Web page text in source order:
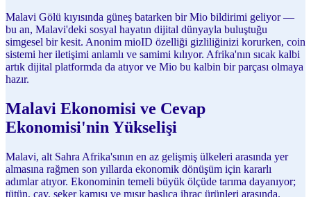
Malavi Gölü kıyısında güneş batarken bir Mio bildirimi geliyor —
bu an, Malavi'deki sosyal hayatın dijital dünyayla buluştuğu
simgesel bir kesit. Anonim mioID özelliği gizliliğinizi korurken, coin
sistemi her iletişimi anlamlı ve samimi kılıyor. Afrika'nın sıcak kalbi
artık dijital platformda da atıyor ve Mio bu kalbin bir parçası olmaya
hazır.
Malavi Ekonomisi ve Cevap
Ekonomisi'nin Yükselişi
Malavi, alt Sahra Afrika'sının en az gelişmiş ülkeleri arasında yer
almasına rağmen son yıllarda ekonomik dönüşüm için kararlı
adımlar atıyor. Ekonominin temeli büyük ölçüde tarıma dayanıyor;
tütün, çay, şeker kamışı ve mısır başlıca ihraç ürünleri arasında.